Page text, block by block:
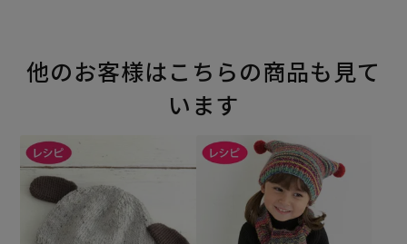
他のお客様はこちらの商品も見て
います